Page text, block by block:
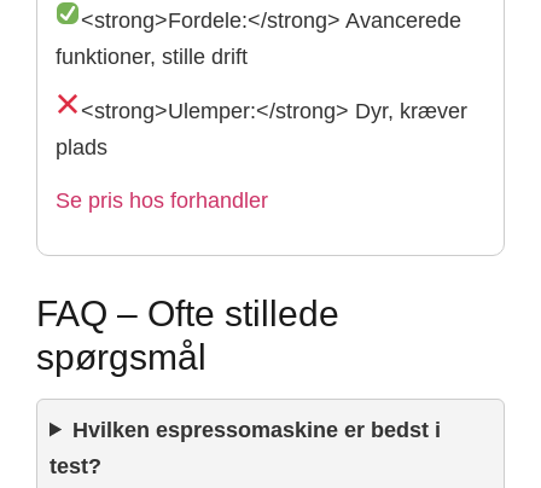
<strong>Fordele:</strong> Avancerede
funktioner, stille drift
<strong>Ulemper:</strong> Dyr, kræver
plads
Se pris hos forhandler
FAQ – Ofte stillede
spørgsmål
Hvilken espressomaskine er bedst i
test?